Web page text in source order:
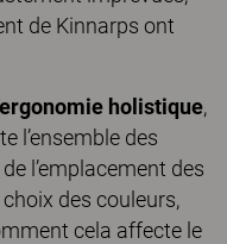
de Kinnarps ont
holistique,
l’ensemble des
l’emplacement des
des couleurs,
cela affecte le